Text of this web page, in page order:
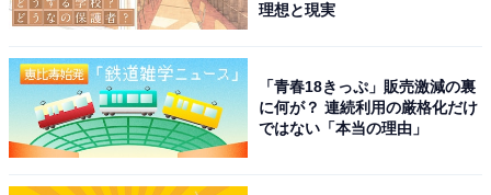
理想と現実
「青春18きっぷ」販売激減の裏
に何が？ 連続利用の厳格化だけ
ではない「本当の理由」